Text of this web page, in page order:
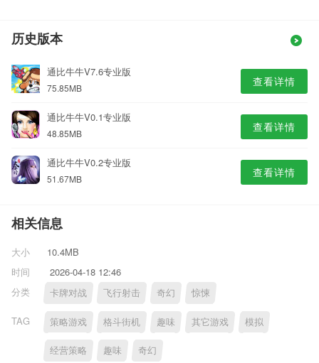
历史版本
通比牛牛V7.6专业版
75.85MB 查看详情
通比牛牛V0.1专业版
48.85MB 查看详情
通比牛牛V0.2专业版
51.67MB 查看详情
相关信息
大小
10.4MB
时间
2026-04-18 12:46
分类
卡牌对战 飞行射击 奇幻 惊悚
TAG 策略游戏 格斗街机 趣味 其它游戏 模拟
经营策略 趣味 奇幻